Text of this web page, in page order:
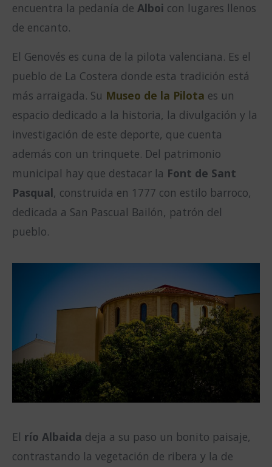
encuentra la pedanía de Alboi con lugares llenos
de encanto.
El Genovés es cuna de la pilota valenciana. Es el
pueblo de La Costera donde esta tradición está
más arraigada. Su Museo de la Pilota es un
espacio dedicado a la historia, la divulgación y la
investigación de este deporte, que cuenta
además con un trinquete. Del patrimonio
municipal hay que destacar la Font de Sant
Pasqual, construida en 1777 con estilo barroco,
dedicada a San Pascual Bailón, patrón del
pueblo.
El río Albaida deja a su paso un bonito paisaje,
contrastando la vegetación de ribera y la de